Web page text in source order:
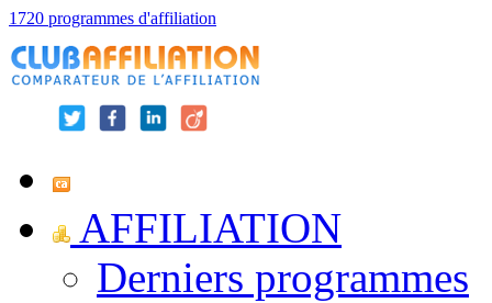
1720 programmes d'affiliation
AFFILIATION
Derniers programmes